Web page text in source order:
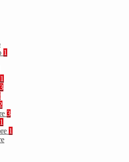
1
1
3
3
1
1